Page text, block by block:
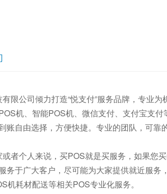
限公司倾力打造“悦支付”服务品牌，专业
机、智能POS机、微信支付、支付宝支
账自由选择，方便快捷。专业的团队，可靠
者个人来说，买POS就是买服务，如果您
务于广大客户，尽可能为大家提供就近服
机耗材配送等相关POS专业化服务。